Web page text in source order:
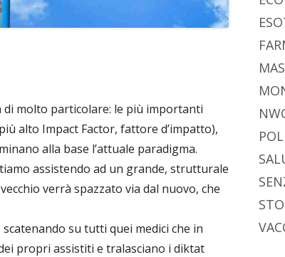
di molto particolare: le più importanti
alto Impact Factor, fattore d’impatto),
alla base l’attuale paradigma.
assistendo ad un grande, strutturale
verrà spazzato via dal nuovo, che
su tutti quei medici che in
propri assistiti e tralasciano i diktat